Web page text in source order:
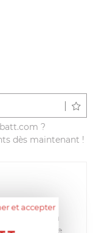
?
dès maintenant !
à ma
et accepter